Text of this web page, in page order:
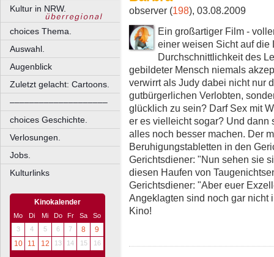
Kultur in NRW.
choices Thema.
Auswahl.
Augenblick
Zuletzt gelacht: Cartoons.
––––––––––––––––––––
choices Geschichte.
Verlosungen.
Jobs.
Kulturlinks
Kinokalender
Mo Di Mi Do Fr Sa
So
3
4 5 6 7 8
9
10
11 12 13 14 15 16
observer (198), 03.08.2009
Ein großartiger Film -
einer weisen Sicht auf die
Durchschnittlichkeit des
gebildeter Mensch niemals
verwirrt als Judy dabei nicht nur
gutbürgerlichen Verlobten,
glücklich zu sein? Darf Sex mit
er es vielleicht sogar? Und
alles noch besser machen. Der
Beruhigungstabletten in den
Gerichtsdiener: "Nun sehen sie
diesen Haufen von
Gerichtsdiener: "Aber euer
Angeklagten sind noch gar nicht
Kino!